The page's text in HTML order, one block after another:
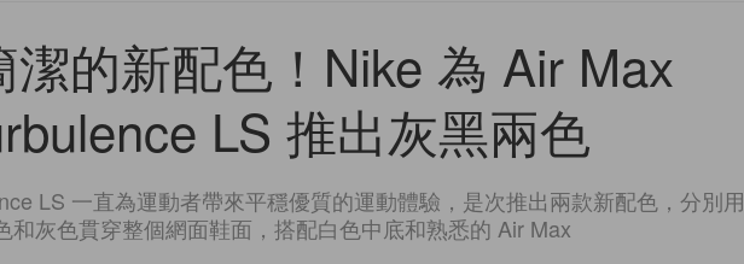
潔的新配色！Nike 為 Air Max
LS 推出灰黑兩色
LS 一直為運動者帶來平穩優質的運動體驗，是次推出兩款新配色，分別用
和灰色貫穿整個網面鞋面，搭配白色中底和熟悉的 Air Max